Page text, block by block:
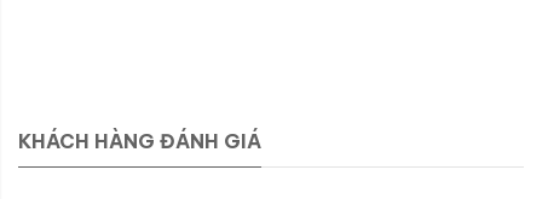
KHÁCH HÀNG ĐÁNH GIÁ